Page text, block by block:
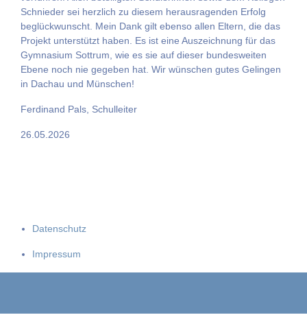
Schnieder sei herzlich zu diesem herausragenden Erfolg
beglückwunscht. Mein Dank gilt ebenso allen Eltern, die das
Projekt unterstützt haben. Es ist eine Auszeichnung für das
Gymnasium Sottrum, wie es sie auf dieser bundesweiten
Ebene noch nie gegeben hat. Wir wünschen gutes Gelingen
in Dachau und Münschen!
Ferdinand Pals, Schulleiter
26.05.2026
Datenschutz
Impressum